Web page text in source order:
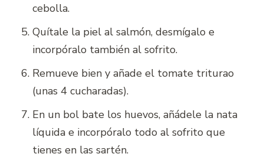
cebolla.
Quítale la piel al salmón, desmígalo e
incorpóralo también al sofrito.
Remueve bien y añade el tomate triturao
(unas 4 cucharadas).
En un bol bate los huevos, añádele la nata
líquida e incorpóralo todo al sofrito que
tienes en las sartén.